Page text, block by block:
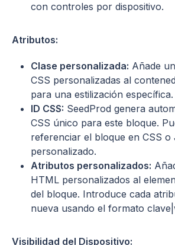
con controles por dispositivo.
Atributos:
Clase personalizada: Añade
CSS personalizadas al
para una estilización específica.
ID CSS: SeedProd genera
CSS único para este bloque.
referenciar el bloque en CSS o
personalizado.
Atributos personalizados:
HTML personalizados al
del bloque. Introduce cada
nueva usando el formato
Visibilidad del Dispositivo: